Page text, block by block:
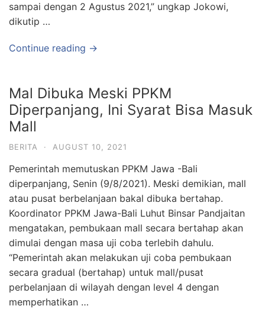
sampai dengan 2 Agustus 2021,” ungkap Jokowi,
dikutip …
Continue reading →
Mal Dibuka Meski PPKM
Diperpanjang, Ini Syarat Bisa Masuk
Mall
BERITA · AUGUST 10, 2021
Pemerintah memutuskan PPKM Jawa -Bali
diperpanjang, Senin (9/8/2021). Meski demikian, mall
atau pusat berbelanjaan bakal dibuka bertahap.
Koordinator PPKM Jawa-Bali Luhut Binsar Pandjaitan
mengatakan, pembukaan mall secara bertahap akan
dimulai dengan masa uji coba terlebih dahulu.
“Pemerintah akan melakukan uji coba pembukaan
secara gradual (bertahap) untuk mall/pusat
perbelanjaan di wilayah dengan level 4 dengan
memperhatikan …